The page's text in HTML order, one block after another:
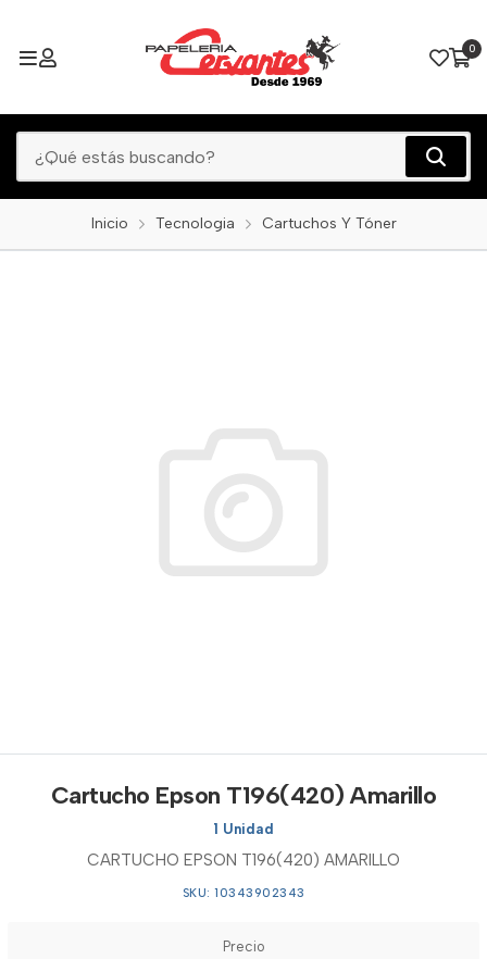
0
Inicio Tecnologia Cartuchos Y Tóner
Cartucho Epson T196(420) Amarillo
1 Unidad
CARTUCHO EPSON T196(420) AMARILLO
SKU: 10343902343
Precio